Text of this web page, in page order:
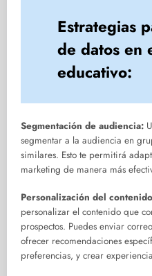
Estrategias
de datos en
educativo:
Segmentación de audiencia:
segmentar a la audiencia en
similares. Esto te permitirá
marketing de manera más
Personalización del
personalizar el contenido que
prospectos. Puedes enviar
ofrecer recomendaciones
preferencias, y crear